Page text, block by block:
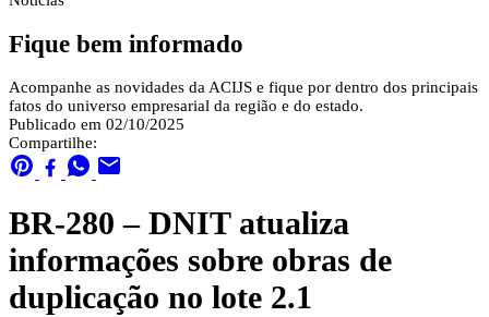
Fique bem informado
Acompanhe as novidades da ACIJS e fique por dentro dos principais
fatos do universo empresarial da região e do estado.
Publicado em 02/10/2025
Compartilhe:
BR-280 – DNIT atualiza
informações sobre obras de
duplicação no lote 2.1